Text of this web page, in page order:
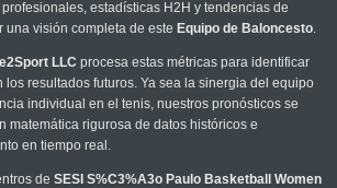
estadísticas H2H y tendencias de
visión completa de este Equipo de Baloncesto.
LLC procesa estas métricas para identificar
los resultados futuros. Ya sea la sinergia del equipo
individual en el tenis, nuestros pronósticos se
matemática rigurosa de datos históricos e
en tiempo real.
de SESI S%C3%A3o Paulo Basketball Women